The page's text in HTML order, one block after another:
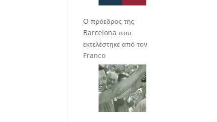
Ο πρόεδρος της
Barcelona που
εκτελέστηκε από τον
Franco